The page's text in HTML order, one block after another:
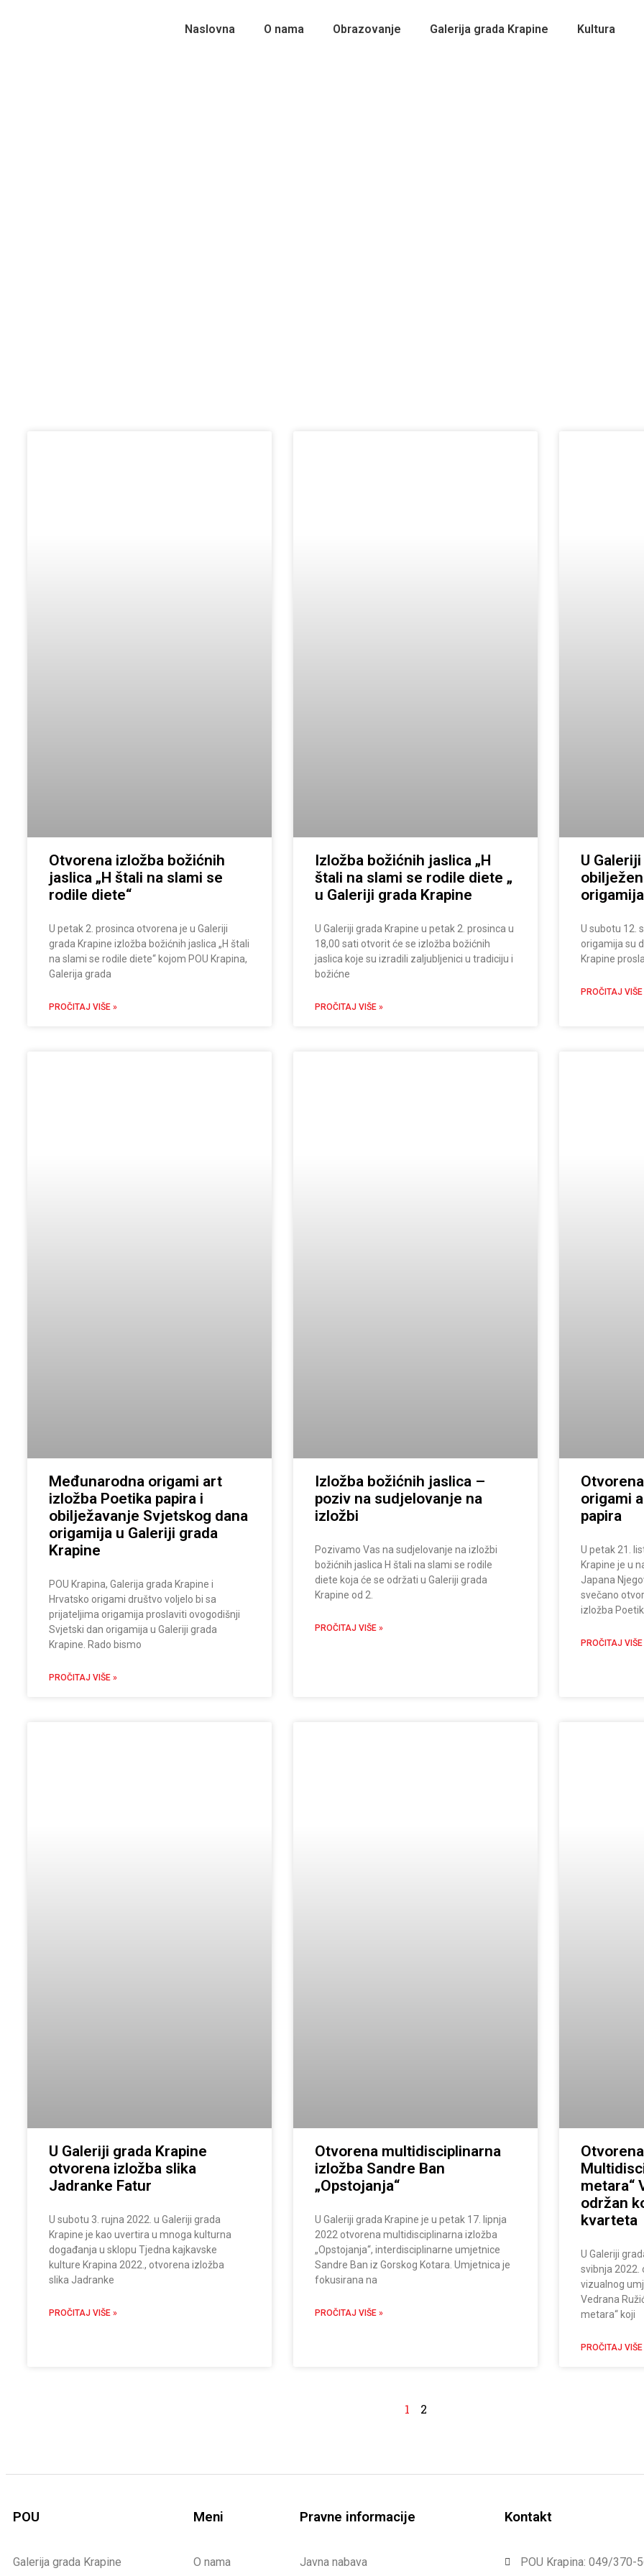
Naslovna O nama Obrazovanje Galerija grada Krapine Kultura
Otvorena izložba božićnih
jaslica „H štali na slami se
rodile diete“
U petak 2. prosinca otvorena je u Galeriji
grada Krapine izložba božićnih jaslica „H štali
na slami se rodile diete“ kojom POU Krapina,
Galerija grada
PROČITAJ VIŠE »
Izložba božićnih jaslica „H
štali na slami se rodile diete „
u Galeriji grada Krapine
U Galeriji grada Krapine u petak 2. prosinca u
18,00 sati otvorit će se izložba božićnih
jaslica koje su izradili zaljubljenici u tradiciju i
božićne
PROČITAJ VIŠE »
U
origamija
U subotu 12.
origamija su
Krapine
PROČITAJ VIŠE
Međunarodna origami art
izložba Poetika papira i
obilježavanje Svjetskog dana
origamija u Galeriji grada
Krapine
POU Krapina, Galerija grada Krapine i
Hrvatsko origami društvo voljelo bi sa
prijateljima origamija proslaviti ovogodišnji
Svjetski dan origamija u Galeriji grada
Krapine. Rado bismo
PROČITAJ VIŠE »
Izložba božićnih jaslica –
poziv na sudjelovanje na
izložbi
Pozivamo Vas na sudjelovanje na izložbi
božićnih jaslica H štali na slami se rodile
diete koja će se održati u Galeriji grada
Krapine od 2.
PROČITAJ VIŠE »
origami
papira
U petak 21.
Krapine je u
Japana
svečano
izložba
PROČITAJ VIŠE
U Galeriji grada Krapine
otvorena izložba slika
Jadranke Fatur
U subotu 3. rujna 2022. u Galeriji grada
Krapine je kao uvertira u mnoga kulturna
događanja u sklopu Tjedna kajkavske
kulture Krapina 2022., otvorena izložba
slika Jadranke
PROČITAJ VIŠE »
Otvorena multidisciplinarna
izložba Sandre Ban
„Opstojanja“
U Galeriji grada Krapine je u petak 17. lipnja
2022 otvorena multidisciplinarna izložba
„Opstojanja“, interdisciplinarne umjetnice
Sandre Ban iz Gorskog Kotara. Umjetnica je
fokusirana na
PROČITAJ VIŠE »
metara“
održan
kvarteta
U Galeriji
svibnja 2022.
vizualnog
Vedrana
metara“ koji
PROČITAJ VIŠE
1 2
POU
Galerija grada Krapine
Meni
O nama
Pravne informacije
Javna nabava
Kontakt
POU Krapina: 049/370-